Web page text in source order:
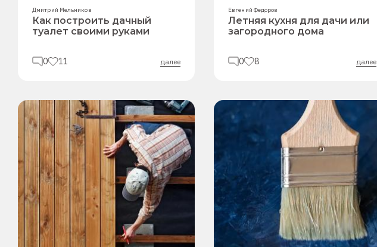
Дмитрий Мельников
Как построить дачный
туалет своими руками
0 11 далее
Евгений Федоров
Летняя кухня для дачи или
загородного дома
0 8 далее